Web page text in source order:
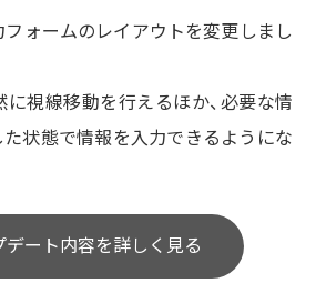
ォームのレイアウトを変更しまし
に視線移動を行えるほか、必要な情
状態で情報を入力できるようにな
デート内容を詳しく見る